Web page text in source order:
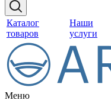
Каталог
товаров
Наши
услуги
Меню